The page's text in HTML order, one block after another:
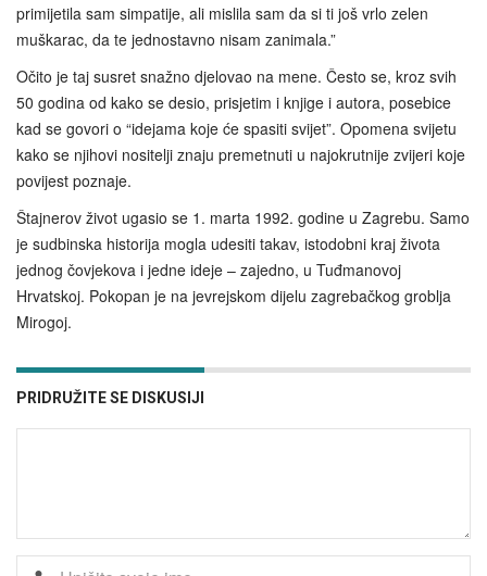
primijetila sam simpatije, ali mislila sam da si ti još vrlo zelen
muškarac, da te jednostavno nisam zanimala.”
Očito je taj susret snažno djelovao na mene. Često se, kroz svih
50 godina od kako se desio, prisjetim i knjige i autora, posebice
kad se govori o “idejama koje će spasiti svijet”. Opomena svijetu
kako se njihovi nositelji znaju premetnuti u najokrutnije zvijeri koje
povijest poznaje.
Štajnerov život ugasio se 1. marta 1992. godine u Zagrebu. Samo
je sudbinska historija mogla udesiti takav, istodobni kraj života
jednog čovjekova i jedne ideje – zajedno, u Tuđmanovoj
Hrvatskoj. Pokopan je na jevrejskom dijelu zagrebačkog groblja
Mirogoj.
PRIDRUŽITE SE DISKUSIJI